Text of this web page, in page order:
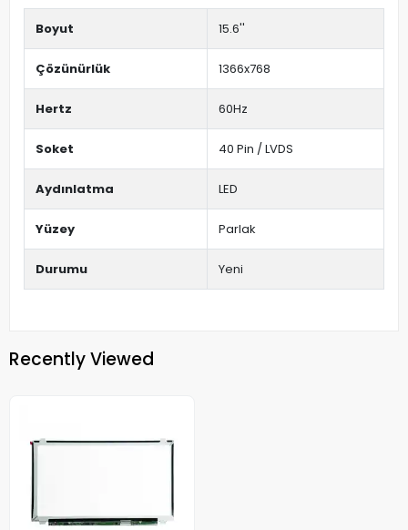
Boyut 15.6''
Çözünürlük 1366x768
Hertz 60Hz
Soket 40 Pin / LVDS
Aydınlatma LED
Yüzey Parlak
Durumu Yeni
Recently Viewed